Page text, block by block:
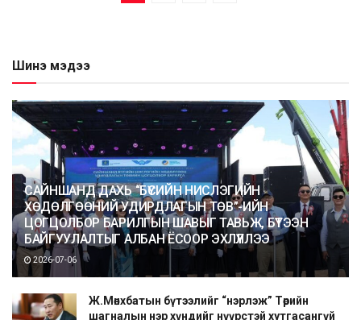
Шинэ мэдээ
САЙНШАНД ДАХЬ “БҮСИЙН НИСЛЭГИЙН
ХӨДӨЛГӨӨНИЙ УДИРДЛАГЫН ТӨВ”-ИЙН
ЦОГЦОЛБОР БАРИЛГЫН ШАВЫГ ТАВЬЖ, БҮТЭЭН
БАЙГУУЛАЛТЫГ АЛБАН ЁСООР ЭХЛҮҮЛЛЭЭ
2026-07-06
Ж.Мөнхбатын бүтээлийг “нэрлэж” Төрийн
шагналын нэр хүндийг нүүрстэй хутгасангүй